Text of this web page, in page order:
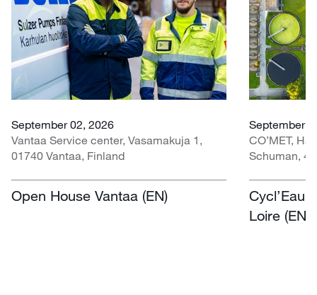
September 02, 2026
Vantaa Service center, Vasamakuja 1,
01740 Vantaa, Finland
Open House Vantaa (EN)
September
CO’MET,
Schuman,
Cycl’Eau
Loire (EN)